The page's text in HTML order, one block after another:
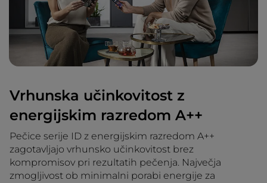
Vrhunska učinkovitost z
energijskim razredom A++
Pečice serije ID z energijskim razredom A++
zagotavljajo vrhunsko učinkovitost brez
kompromisov pri rezultatih pečenja. Največja
zmogljivost ob minimalni porabi energije za